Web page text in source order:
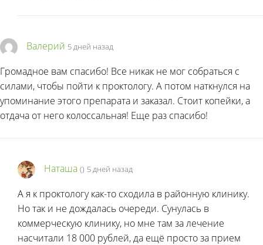
Валерий 5 дней назад
Громадное вам спасибо! Все никак не мог собраться с
силами, чтобы пойти к проктологу. А потом наткнулся на
упоминание этого препарата и заказал. Стоит копейки, а
отдача от него колоссальная! Еще раз спасибо!
Наташа () 5 дней назад
А я к проктологу как-то сходила в районную клинику.
Но так и не дождалась очереди. Сунулась в
коммерческую клинику, но мне там за лечение
насчитали 18 000 рублей, да ещё просто за прием